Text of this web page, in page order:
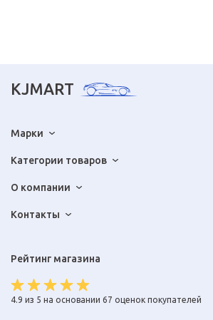
KJMART
Марки
Категории товаров
О компании
Контакты
Рейтинг магазина
4.9 из 5 на основании 67 оценок покупателей